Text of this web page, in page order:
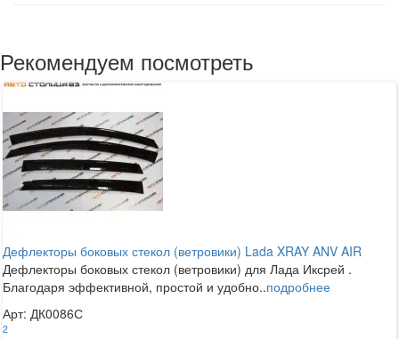
Рекомендуем посмотреть
Дефлекторы боковых стекол (ветровики) Lada XRAY ANV AIR
Дефлекторы боковых стекол (ветровики) для Лада Иксрей .
Благодаря эффективной, простой и удобно..подробнее
Арт: ДК0086С
2